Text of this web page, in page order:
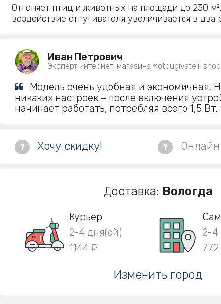
Отгоняет птиц и животных на площади до 230
воздействие отпугивателя увеличивается в два
Иван Петрович
Эксперт интернет-магазина «otpugivateli-
Модель очень удобная и экономичная.
никаких настроек ‒ после включения
начинает работать, потребляя всего 1,5 Вт.
? Хочу скидку! ?
Доставка: Вологда
Курьер
2-4 дня(ей)
1144 ₽
2-4
Изменить город